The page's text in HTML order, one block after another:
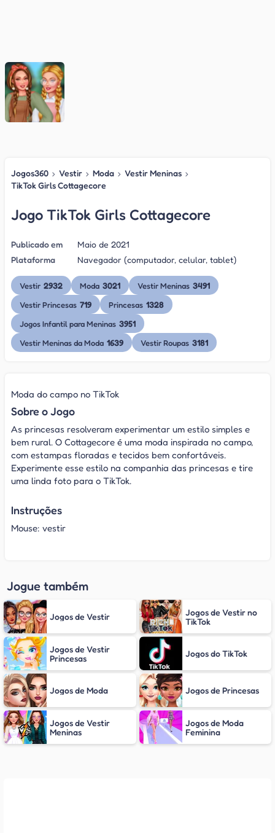
Jogos360 › Vestir › Moda › Vestir Meninas ›
TikTok Girls Cottagecore
Jogo TikTok Girls Cottagecore
Publicado em
Maio de 2021
Plataforma
Navegador (computador, celular, tablet)
Vestir 2932 Moda 3021 Vestir Meninas 3491
Vestir Princesas 719 Princesas 1328
Jogos Infantil para Meninas 3951
Vestir Meninas da Moda 1639 Vestir Roupas 3181
Moda do campo no TikTok
Sobre o Jogo
As princesas resolveram experimentar um estilo simples e
bem rural. O Cottagecore é uma moda inspirada no campo,
com estampas floradas e tecidos bem confortáveis.
Experimente esse estilo na companhia das princesas e tire
uma linda foto para o TikTok.
Instruções
Mouse: vestir
Jogue também
Jogos de Vestir
Jogos de Vestir no
TikTok
Jogos de Vestir
Princesas
Jogos do TikTok
Jogos de Moda Jogos de Princesas
Jogos de Vestir
Meninas
Jogos de Moda
Feminina